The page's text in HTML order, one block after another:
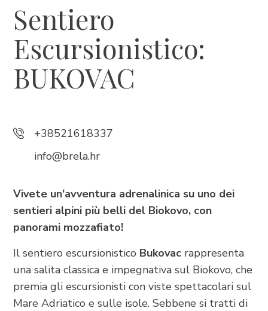
INFORMAZIONI DI SERVIZIO
IT
Trg Alojzija Stepinca 10, 21322 Brela
+385 21 618 337
info@brela.hr
Call us
Contact us
Sentiero
Escursionistico:
BUKOVAC
+38521618337
info@brela.hr
Vivete un'avventura adrenalinica su uno dei
sentieri alpini più belli del Biokovo, con
panorami mozzafiato!
Il sentiero escursionistico Bukovac rappresenta
una salita classica e impegnativa sul Biokovo, che
premia gli escursionisti con viste spettacolari sul
Mare Adriatico e sulle isole. Sebbene si tratti di